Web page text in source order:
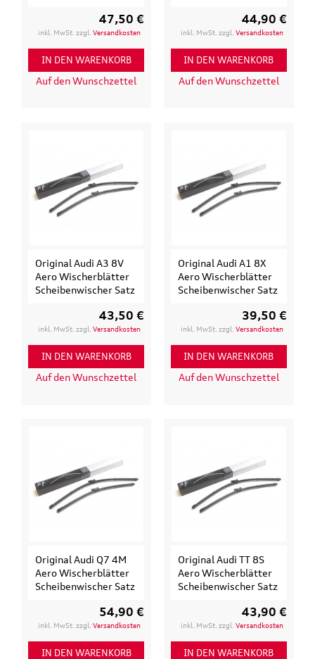
47,50 €
inkl. MwSt. zzgl.Versandkosten
IN DEN WARENKORB
Auf den Wunschzettel
44,90 €
inkl. MwSt. zzgl. Versandkosten
IN DEN WARENKORB
Auf den Wunschzettel
Original Audi A3 8V
Aero Wischerblätter
Scheibenwischer Satz
43,50 €
inkl. MwSt. zzgl.Versandkosten
IN DEN WARENKORB
Auf den Wunschzettel
Original Audi A1 8X
Aero Wischerblätter
Scheibenwischer Satz
39,50 €
inkl. MwSt. zzgl. Versandkosten
IN DEN WARENKORB
Auf den Wunschzettel
Original Audi Q7 4M
Aero Wischerblätter
Scheibenwischer Satz
54,90 €
inkl. MwSt. zzgl.Versandkosten
IN DEN WARENKORB
Original Audi TT 8S
Aero Wischerblätter
Scheibenwischer Satz
43,90 €
inkl. MwSt. zzgl. Versandkosten
IN DEN WARENKORB